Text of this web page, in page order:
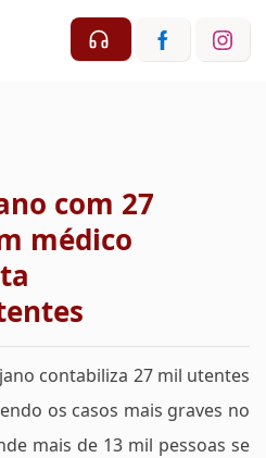
com 27
médico
contabiliza 27 mil utentes
os casos mais graves no
mais de 13 mil pessoas se